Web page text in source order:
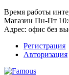
Время работы
Магазин Пн-Пт
Адрес: офис без
Регистрация
Авторизация